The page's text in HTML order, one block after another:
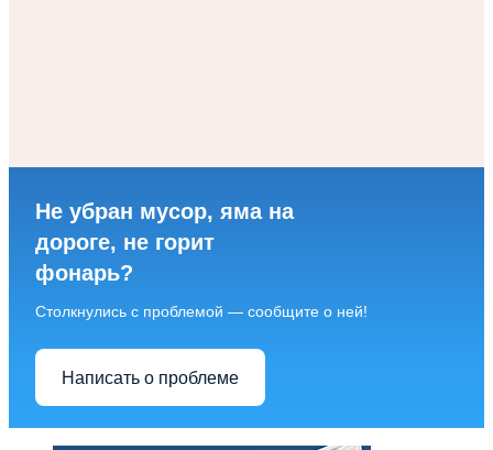
Не убран мусор, яма на
дороге, не горит
фонарь?
Столкнулись с проблемой — сообщите о ней!
Написать о проблеме